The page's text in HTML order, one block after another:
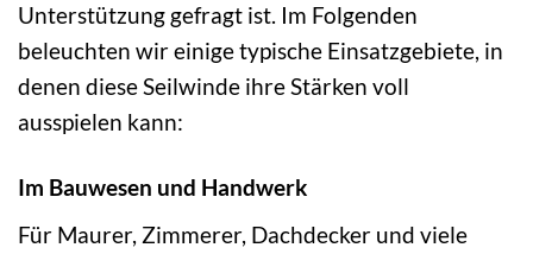
Unterstützung gefragt ist. Im Folgenden
beleuchten wir einige typische Einsatzgebiete, in
denen diese Seilwinde ihre Stärken voll
ausspielen kann:
Im Bauwesen und Handwerk
Für Maurer, Zimmerer, Dachdecker und viele